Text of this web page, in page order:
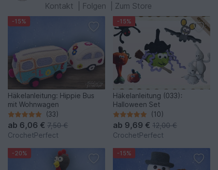
Kontakt
Folgen Zum Store
-15%
Häkelanleitung: Hippie Bus
mit Wohnwagen
(33)
ab 6,06 € 7,50 €
CrochetPerfect
-15%
Häkelanleitung (033):
Halloween Set
(10)
ab 9,69 € 12,00 €
CrochetPerfect
-20% -15%